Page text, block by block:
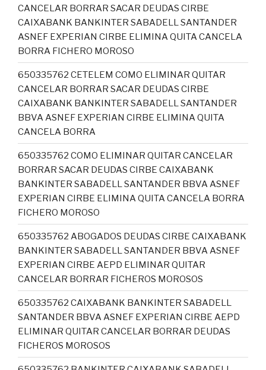
CANCELAR BORRAR SACAR DEUDAS CIRBE
CAIXABANK BANKINTER SABADELL SANTANDER
ASNEF EXPERIAN CIRBE ELIMINA QUITA CANCELA
BORRA FICHERO MOROSO
650335762 CETELEM COMO ELIMINAR QUITAR
CANCELAR BORRAR SACAR DEUDAS CIRBE
CAIXABANK BANKINTER SABADELL SANTANDER
BBVA ASNEF EXPERIAN CIRBE ELIMINA QUITA
CANCELA BORRA
650335762 COMO ELIMINAR QUITAR CANCELAR
BORRAR SACAR DEUDAS CIRBE CAIXABANK
BANKINTER SABADELL SANTANDER BBVA ASNEF
EXPERIAN CIRBE ELIMINA QUITA CANCELA BORRA
FICHERO MOROSO
650335762 ABOGADOS DEUDAS CIRBE CAIXABANK
BANKINTER SABADELL SANTANDER BBVA ASNEF
EXPERIAN CIRBE AEPD ELIMINAR QUITAR
CANCELAR BORRAR FICHEROS MOROSOS
650335762 CAIXABANK BANKINTER SABADELL
SANTANDER BBVA ASNEF EXPERIAN CIRBE AEPD
ELIMINAR QUITAR CANCELAR BORRAR DEUDAS
FICHEROS MOROSOS